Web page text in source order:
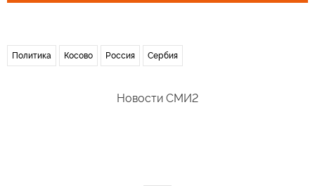
Политика Косово Россия Сербия
Новости СМИ2